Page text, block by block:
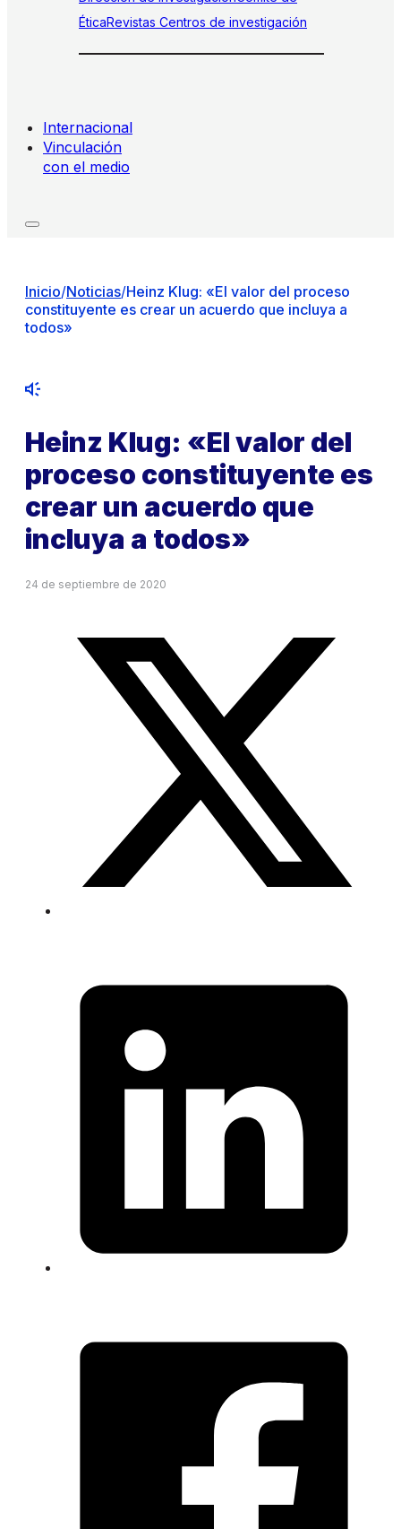
ÉticaRevistas Centros de investigación
Internacional
Vinculación
con el medio
Inicio/Noticias/Heinz Klug: «El valor del proceso
constituyente es crear un acuerdo que incluya a
todos»
Heinz Klug: «El valor del
proceso constituyente es
crear un acuerdo que
incluya a todos»
24 de septiembre de 2020